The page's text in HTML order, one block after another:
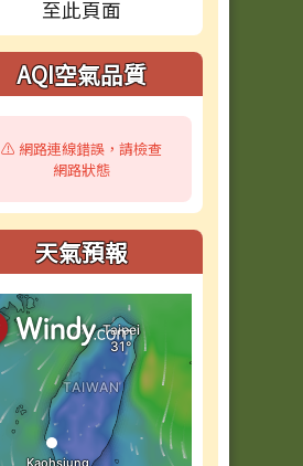
AQI空氣品質
⚠️ 網路連線錯誤，請檢查
網路狀態
天氣預報